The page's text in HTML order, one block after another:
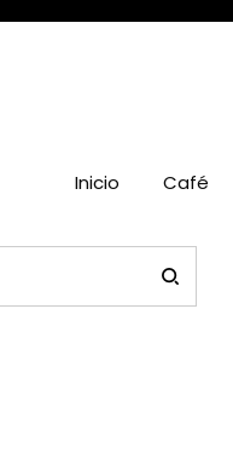
Inicio Café